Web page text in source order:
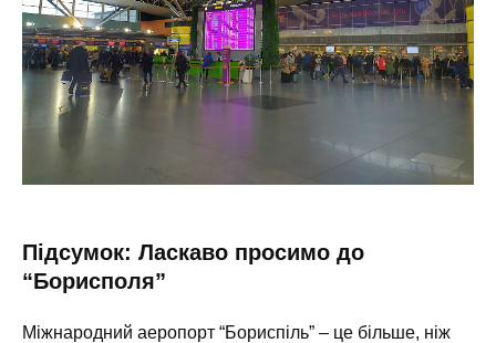
Підсумок: Ласкаво просимо до
“Борисполя”
Міжнародний аеропорт “Бориспіль” – це більше, ніж